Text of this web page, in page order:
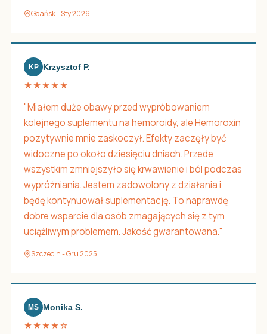
Gdańsk - Sty 2026
KP Krzysztof P.
★★★★★
"Miałem duże obawy przed wypróbowaniem
kolejnego suplementu na hemoroidy, ale Hemoroxin
pozytywnie mnie zaskoczył. Efekty zaczęły być
widoczne po około dziesięciu dniach. Przede
wszystkim zmniejszyło się krwawienie i ból podczas
wypróżniania. Jestem zadowolony z działania i
będę kontynuował suplementację. To naprawdę
dobre wsparcie dla osób zmagających się z tym
uciążliwym problemem. Jakość gwarantowana."
Szczecin - Gru 2025
MS Monika S.
★★★★☆